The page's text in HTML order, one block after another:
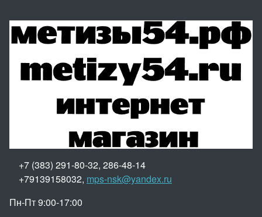
+7 (383) 291-80-32, 286-48-14
+79139158032, mps-nsk@yandex.ru
Пн-Пт 9:00-17:00